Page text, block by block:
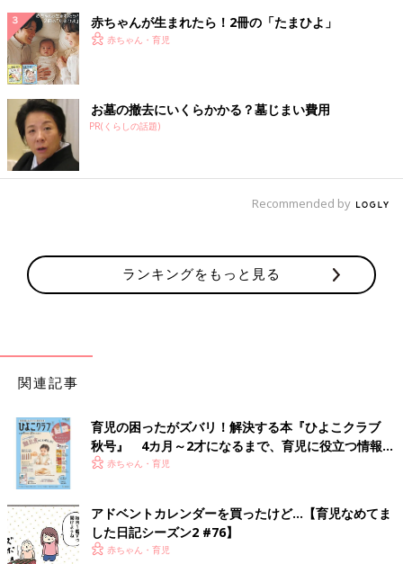
ら始めても、ステキな成長記録に。
3 ママのストレス発散の場になる
赤ちゃんとの時間は楽しい反面、｢あやしても笑わない｣｢泣いて
ばかりいる｣などと悩んだり、毎日の生活を閉鎖的に感じるなど
のストレスを抱えやすいもの。素直な気持ちを綴れば、ママのス
トレス解消に。育児のストレスはこまめに発散するのがいちば
ん! そんなとき、育児日記が役立ちます。
育児日記を｢どう書くか｣はママの自由。コメントや赤ちゃんの写
ば、気分転換にもつながります。育児の合間に手軽に息抜きでき
て◎。
い❤｣というママもいるほど。たくさんの思い出が詰まった育児
く、絆も強いものにするでしょう。
育児日記に｢何を書く?｣おすすめの内容とは…
赤ちゃんが生まれたら！2冊の「たまひよ」
赤ちゃん・育児
お墓の撤去にいくらかかる？墓じまい費用
PR(くらしの話題)
Recommended by
ランキングをもっと見る
関連記事
育児の困ったがズバリ！解決する本『ひよこクラブ
秋号』 4カ月～2才になるまで、育児に役立つ情報が
いっぱい！
赤ちゃん・育児
アドベントカレンダーを買ったけど…【育児なめてま
した日記シーズン2 #76】
赤ちゃん・育児